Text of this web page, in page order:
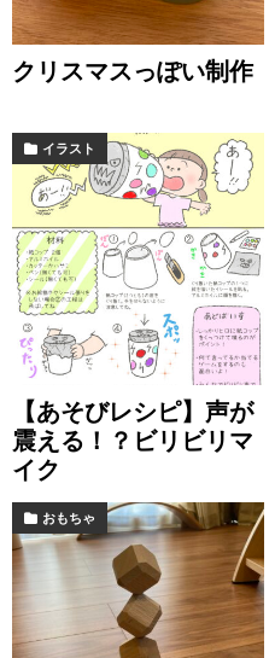
クリスマスっぽい制作
イラスト
【あそびレシピ】声が
震える！？ビリビリマ
イク
おもちゃ